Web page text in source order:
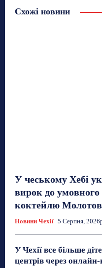
Схожі новини
У чеському Хебі
вирок до
коктейлю
Новини Чехії 5 Серпня,
У Чехії все більше
центрів через